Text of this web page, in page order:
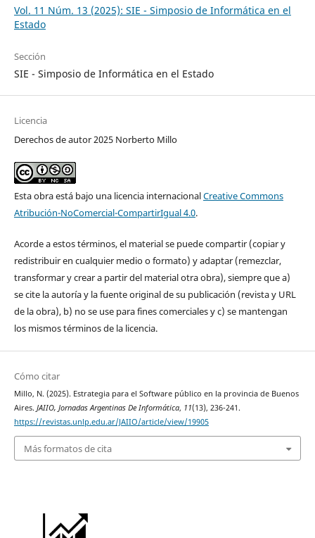
Vol. 11 Núm. 13 (2025): SIE - Simposio de Informática en el
Estado
Sección
SIE - Simposio de Informática en el Estado
Licencia
Derechos de autor 2025 Norberto Millo
Esta obra está bajo una licencia internacionalCreative Commons
Atribución-NoComercial-CompartirIgual 4.0.
Acorde a estos términos, el material se puede compartir (copiar y
redistribuir en cualquier medio o formato) y adaptar (remezclar,
transformar y crear a partir del material otra obra), siempre que a)
se cite la autoría y la fuente original de su publicación (revista y URL
de la obra), b) no se use para fines comerciales y c) se mantengan
los mismos términos de la licencia.
Cómo citar
Millo, N. (2025). Estrategia para el Software público en la provincia de Buenos
Aires. JAIIO, Jornadas Argentinas De Informática, 11(13), 236-241.
https://revistas.unlp.edu.ar/JAIIO/article/view/19905
Más formatos de cita